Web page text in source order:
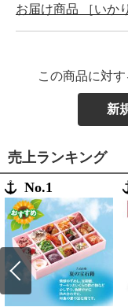
お届け商品 ［いか
この商品に対
新
売上ランキング
No.1